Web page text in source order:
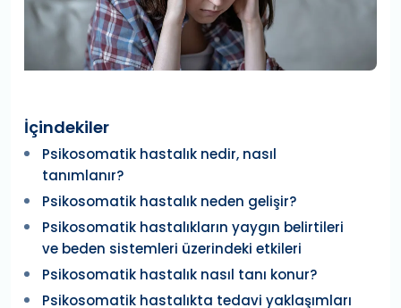
İçindekiler
Psikosomatik hastalık nedir, nasıl
tanımlanır?
Psikosomatik hastalık neden gelişir?
Psikosomatik hastalıkların yaygın belirtileri
ve beden sistemleri üzerindeki etkileri
Psikosomatik hastalık nasıl tanı konur?
Psikosomatik hastalıkta tedavi yaklaşımları